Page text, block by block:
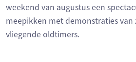
weekend van augustus een
meepikken met demonstraties van
vliegende oldtimers.